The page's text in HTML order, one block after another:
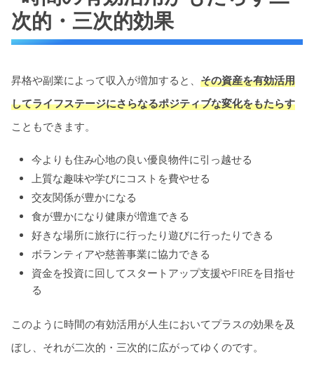
次的・三次的効果
昇格や副業によって収入が増加すると、 その資産を有効活用
してライフステージにさらなるポジティブな変化をもたらす
こともできます。
今よりも住み心地の良い優良物件に引っ越せる
上質な趣味や学びにコストを費やせる
交友関係が豊かになる
食が豊かになり健康が増進できる
好きな場所に旅行に行ったり遊びに行ったりできる
ボランティアや慈善事業に協力できる
資金を投資に回してスタートアップ支援やFIREを目指せ
る
このように時間の有効活用が人生においてプラスの効果を及
ぼし、それが二次的・三次的に広がってゆくのです。